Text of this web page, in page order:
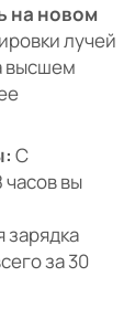
на новом
лучей
высшем
С
вы
зарядка
за 30